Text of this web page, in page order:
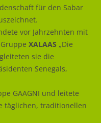
für den Sabar
vor Jahrzehnten mit
XALAAS „Die
sie die
Senegals,
GAAGNI und leitete
täglichen, traditionellen